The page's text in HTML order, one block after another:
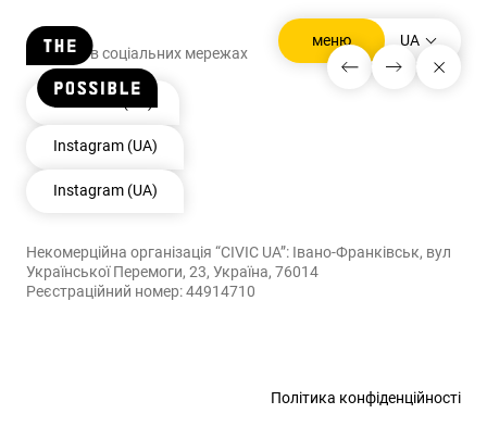
меню UA
Стежити в соціальних мережах
Facebook (UA)
Instagram (UA)
Instagram (UA)
Некомерційна організація “CIVIC UA”: Івано-Франківськ, вул
Української Перемоги, 23, Україна, 76014
Реєстраційний номер: 44914710
Політика конфіденційності